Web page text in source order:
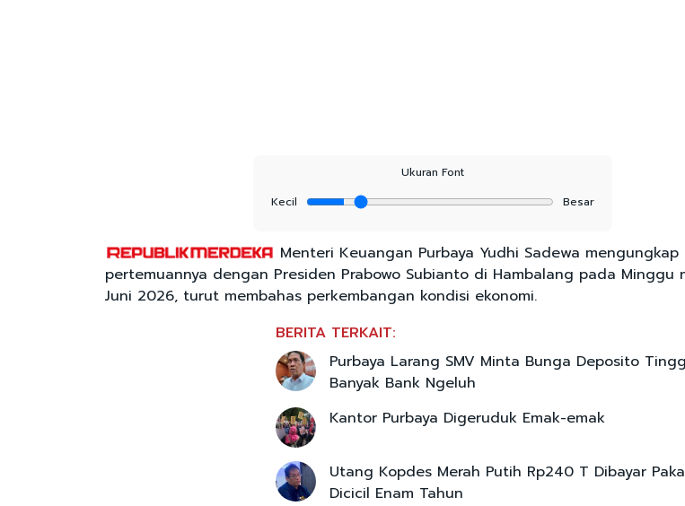
Ukuran Font
Kecil
Besar
Menteri Keuangan Purbaya Yudhi Sadewa mengungkap
pertemuannya dengan Presiden Prabowo Subianto di Hambalang pada Minggu
Juni 2026, turut membahas perkembangan kondisi ekonomi.
BERITA TERKAIT:
Purbaya Larang SMV Minta Bunga Deposito
Banyak Bank Ngeluh
Kantor Purbaya Digeruduk Emak-emak
Utang Kopdes Merah Putih Rp240 T Dibayar
Dicicil Enam Tahun